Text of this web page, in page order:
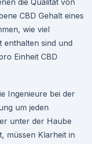
die Qualität von
CBD Gehalt eines
wie viel
enthalten sind und
Einheit CBD
Ingenieure bei der
um jeden
unter der Haube
müssen Klarheit in